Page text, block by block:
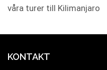
våra turer till Kilimanjaro
KONTAKT